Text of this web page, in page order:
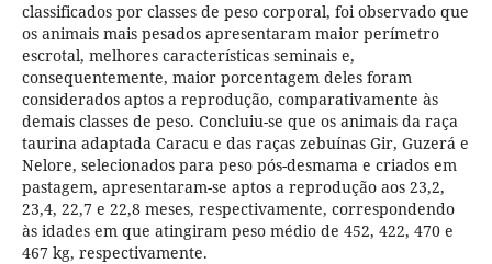
classificados por classes de peso corporal, foi observado que
os animais mais pesados apresentaram maior perímetro
escrotal, melhores características seminais e,
consequentemente, maior porcentagem deles foram
considerados aptos a reprodução, comparativamente às
demais classes de peso. Concluiu-se que os animais da raça
taurina adaptada Caracu e das raças zebuínas Gir, Guzerá e
Nelore, selecionados para peso pós-desmama e criados em
pastagem, apresentaram-se aptos a reprodução aos 23,2,
23,4, 22,7 e 22,8 meses, respectivamente, correspondendo
às idades em que atingiram peso médio de 452, 422, 470 e
467 kg, respectivamente.